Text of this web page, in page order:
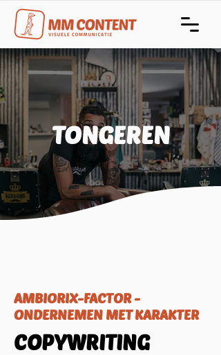
TONGEREN
AMBIORIX-FACTOR -
ONDERNEMEN MET KARAKTER
COPYWRITING